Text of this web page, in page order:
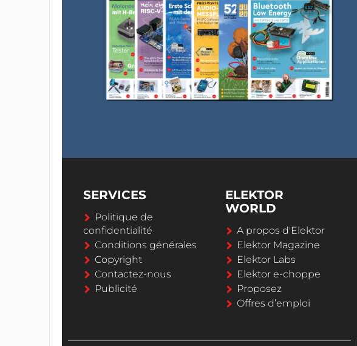
SERVICES
Politique de
confidentialité
Conditions générales
Copyright
Contactez-nous
Publicité
ELEKTOR
WORLD
A propos d'Elektor
Elektor Magazine
Elektor Labs
Elektor e-choppe
Proposez
Offres d’emploi